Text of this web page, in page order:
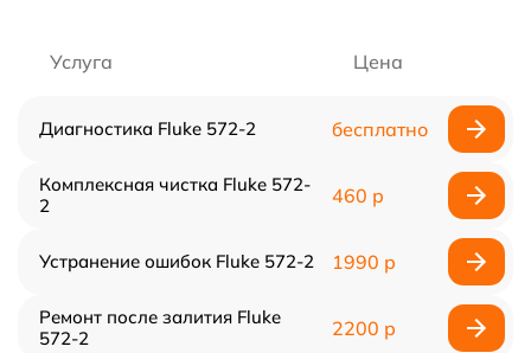
Услуга Цена
Диагностика Fluke 572-2 бесплатно
Комплексная чистка Fluke 572-
2
460 р
Устранение ошибок Fluke 572-2 1990 р
Ремонт после залития Fluke
572-2
2200 р